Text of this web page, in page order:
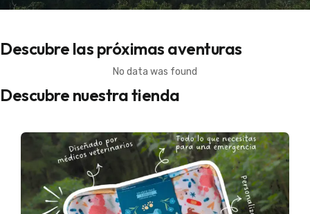
Descubre las próximas aventuras
No data was found
Descubre nuestra tienda